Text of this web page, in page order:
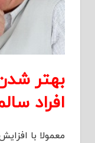
بهتر
افراد
معمولا با